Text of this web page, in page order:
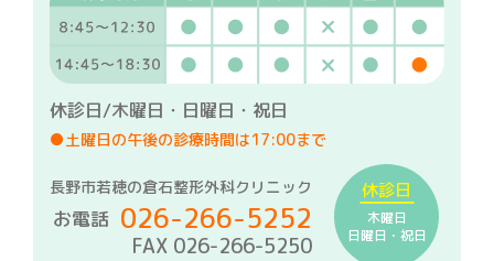
休診日/木曜日・日曜日・祝日
●土曜日の午後の診療時間は17:00まで
長野市若穂の倉石整形外科クリニック
お電話 026-266-5252
FAX 026-266-5250
休診日
木曜日
日曜日・祝日